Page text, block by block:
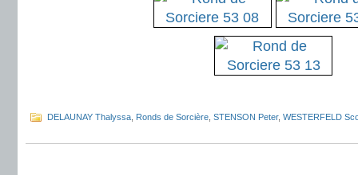
DELAUNAY Thalyssa Ronds de Sorcière STENSON Peter, WESTERFELD